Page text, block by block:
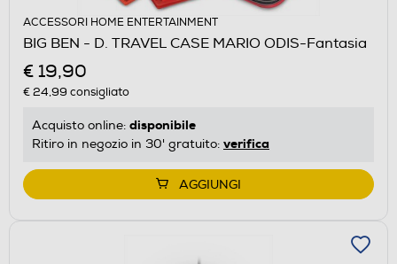
ACCESSORI HOME ENTERTAINMENT
BIG BEN - D. TRAVEL CASE MARIO ODIS-Fantasia
€ 19,90
€ 24,99 consigliato
Acquisto online: disponibile
Ritiro in negozio in 30' gratuito: verifica
AGGIUNGI